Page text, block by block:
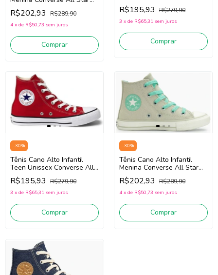
CK1250 (Grafite/Roxo)
Tecido
R$202,93 R$289,90
4 x de R$50,73 sem juros
Comprar
Star CK1563 (Branco)
Tecido
R$195,93 R$279,90
3 x de R$65,31 sem juros
Comprar
-30%
Tênis Cano Alto Infantil
Teen Unissex Converse All
Star CK1563 (Vermelho)
Tecido
R$195,93 R$279,90
3 x de R$65,31 sem juros
Comprar
-30%
Tênis Cano Alto Infantil
Menina Converse All Star
CK1250 (Verde) Tecido
R$202,93 R$289,90
4 x de R$50,73 sem juros
Comprar